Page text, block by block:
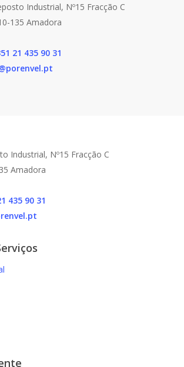
Industrial, Nº15 Fracção C
135 Amadora
21 435 90 31
Industrial, Nº15 Fracção C
Amadora
435 90 31